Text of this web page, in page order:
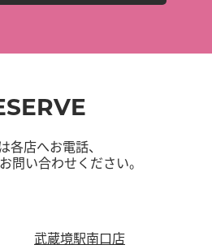
各店へお電話、
問い合わせください。
武蔵境駅南口店